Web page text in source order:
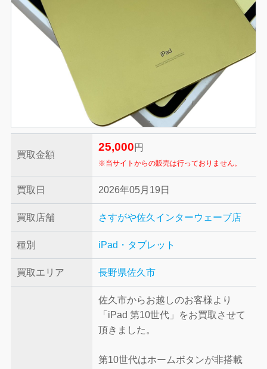
買取金額
25,000 円
※当サイトからの販売は行っておりません。
買取日 2026年05月19日
買取店舗 さすがや佐久インターウェーブ店
種別 iPad・タブレット
買取エリア 長野県佐久市
佐久市からお越しのお客様より
「iPad 第10世代」をお買取させて
頂きました。
第10世代はホームボタンが非搭載